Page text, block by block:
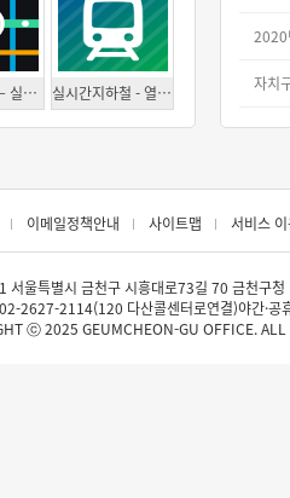
다음정거장 — 실시간 지하철 하차 알림 실시간지하철 - 열차 실시간 위치와 다이나믹 아일랜드 하차 알림
2020
이메일정책안내 사이트맵 서비스
서울특별시 금천구 시흥대로73길 70 금천구청
2627-2114(120 다산콜센터로연결)야간·
ⓒ 2025 GEUMCHEON-GU OFFICE. ALL